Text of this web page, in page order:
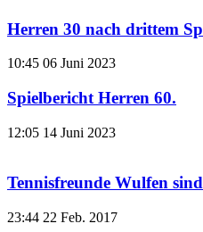
Herren 30 nach drittem
10:45 06 Juni 2023
Spielbericht Herren 60.
12:05 14 Juni 2023
Tennisfreunde Wulfen
23:44 22 Feb. 2017